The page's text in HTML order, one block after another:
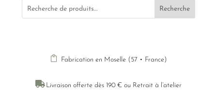
Recherche
 Fabrication en Moselle (57 • France)
 Livraison offerte dès 190 € ou Retrait à l’atelier